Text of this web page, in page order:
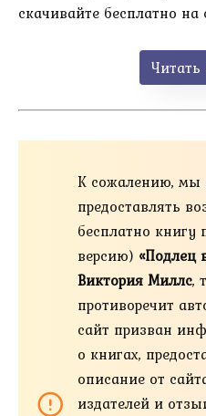
скачивайте бесплатно
К сожалению, мы
предоставлять
бесплатно
версию) «Подлец
Виктория Миллс,
противоречит
сайт призван
о книгах,
описание от
издателей и